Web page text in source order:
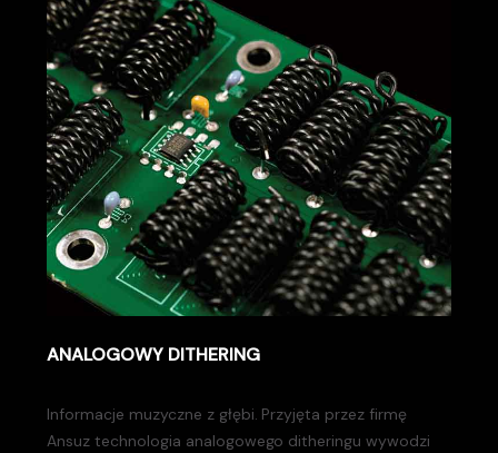
ANALOGOWY DITHERING
Informacje muzyczne z głębi. Przyjęta przez firmę
Ansuz technologia analogowego ditheringu wywodzi